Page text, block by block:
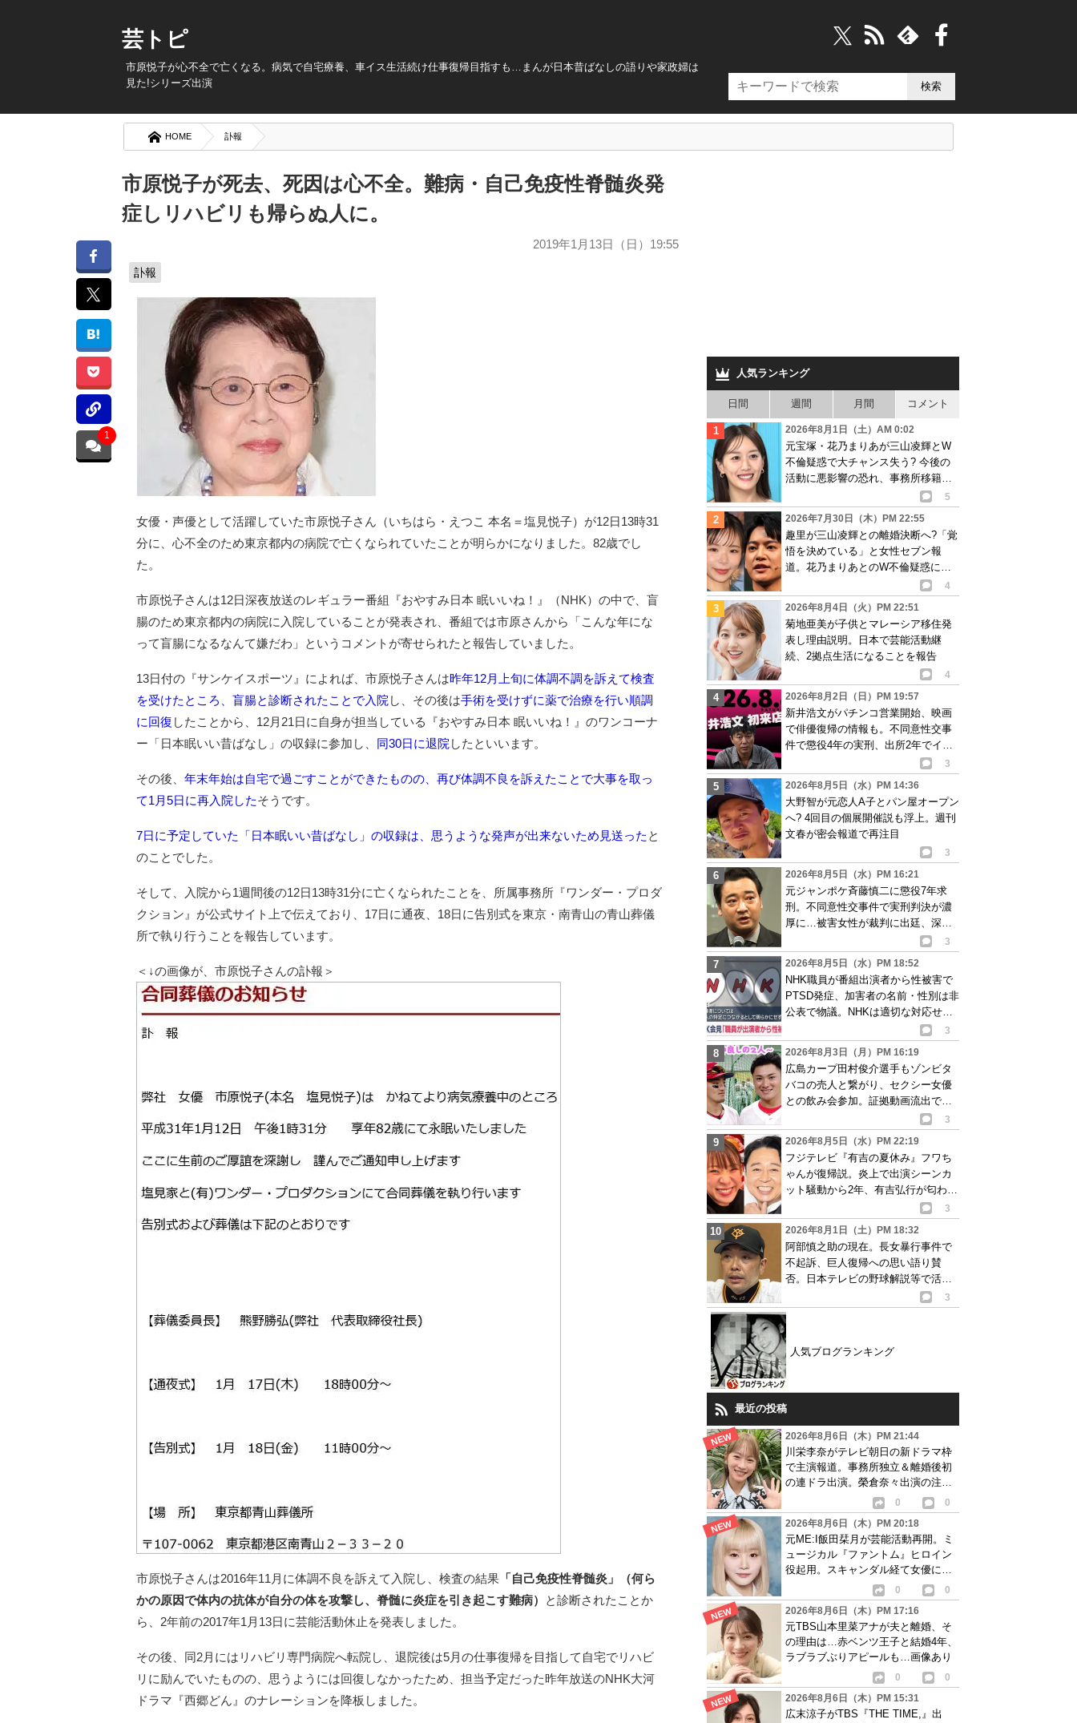
芸トピ
市原悦子が心不全で亡くなる。病気で自宅療養、車イス生活続け仕事復帰目指すも…まんが日本昔ばなしの語りや家政婦は
見た!シリーズ出演
HOME 訃報
市原悦子が死去、死因は心不全。難病・自己免疫性脊髄炎発
症しリハビリも帰らぬ人に。
2019年1月13日（日）19:55
訃報
1
女優・声優として活躍していた市原悦子さん（いちはら・えつこ 本名＝塩見悦子）が12日13時31
分に、心不全のため東京都内の病院で亡くなられていたことが明らかになりました。82歳でし
た。
市原悦子さんは12日深夜放送のレギュラー番組『おやすみ日本 眠いいね！』（NHK）の中で、盲
腸のため東京都内の病院に入院していることが発表され、番組では市原さんから「こんな年にな
って盲腸になるなんて嫌だわ」というコメントが寄せられたと報告していました。
13日付の『サンケイスポーツ』によれば、市原悦子さんは昨年12月上旬に体調不調を訴えて検査
を受けたところ、盲腸と診断されたことで入院 し、その後は手術を受けずに薬で治療を行い順調
に回復 したことから、12月21日に自身が担当している『おやすみ日本 眠いいね！』のワンコーナ
ー「日本眠いい昔ばなし」の収録に参加し、 同30日に退院 したといいます。
その後、 年末年始は自宅で過ごすことができたものの、再び体調不良を訴えたことで大事を取っ
て1月5日に再入院したそうです。
7日に予定していた「日本眠いい昔ばなし」の収録は、思うような発声が出来ないため見送った と
のことでした。
そして、入院から1週間後の12日13時31分に亡くなられたことを、所属事務所『ワンダー・プロダ
クション』が公式サイト上で伝えており、17日に通夜、18日に告別式を東京・南青山の青山葬儀
所で執り行うことを報告しています。
＜↓の画像が、市原悦子さんの訃報＞
市原悦子さんは2016年11月に体調不良を訴えて入院し、検査の結果 「自己免疫性脊髄炎」（何ら
かの原因で体内の抗体が自分の体を攻撃し、脊髄に炎症を引き起こす難病）
と診断されたことか
ら、2年前の2017年1月13日に芸能活動休止を発表しました。
その後、同2月にはリハビリ専門病院へ転院し、退院後は5月の仕事復帰を目指して自宅でリハビ
リに励んでいたものの、思うようには回復しなかったため、担当予定だった昨年放送のNHK大河
ドラマ『西郷どん』のナレーションを降板しました。
人気ランキング
日間 週間 月間 コメント
2026年8月1日（土）AM 0:02
元宝塚・花乃まりあが三山凌輝とW
不倫疑惑で大チャンス失う? 今後の
活動に悪影響の恐れ、事務所移籍が
5
2026年7月30日（木）PM 22:55
趣里が三山凌輝との離婚決断へ?「覚
悟を決めている」と女性セブン報
道。花乃まりあとのW不倫疑惑に水
4
2026年8月4日（火）PM 22:51
菊地亜美が子供とマレーシア移住発
表し理由説明。日本で芸能活動継
続、2拠点生活になることを報告
4
2026年8月2日（日）PM 19:57
新井浩文がパチンコ営業開始、映画
で俳優復帰の情報も。不同意性交事
件で懲役4年の実刑、出所2年でイベ
3
2026年8月5日（水）PM 14:36
大野智が元恋人A子とパン屋オープン
へ? 4回目の個展開催説も浮上。週刊
文春が密会報道で再注目
3
2026年8月5日（水）PM 16:21
元ジャンポケ斉藤慎二に懲役7年求
刑。不同意性交事件で実刑判決が濃
厚に…被害女性が裁判に出廷、深刻
3
2026年8月5日（水）PM 18:52
NHK職員が番組出演者から性被害で
PTSD発症、加害者の名前・性別は非
公表で物議。NHKは適切な対応せず
3
2026年8月3日（月）PM 16:19
広島カープ田村俊介選手もゾンビタ
バコの売人と繋がり、セクシー女優
との飲み会参加。証拠動画流出で波
3
2026年8月5日（水）PM 22:19
フジテレビ『有吉の夏休み』フワち
ゃんが復帰説。炎上で出演シーンカ
ット騒動から2年、有吉弘行が匂わせ
3
2026年8月1日（土）PM 18:32
阿部慎之助の現在。長女暴行事件で
不起訴、巨人復帰への思い語り賛
否。日本テレビの野球解説等で活動
3
人気ブログランキング
最近の投稿
2026年8月6日（木）PM 21:44
川栄李奈がテレビ朝日の新ドラマ枠
で主演報道。事務所独立＆離婚後初
の連ドラ出演。榮倉奈々出演の注目
0
0
2026年8月6日（木）PM 20:18
元ME:I飯田栞月が芸能活動再開。ミ
ュージカル『ファントム』ヒロイン
役起用。スキャンダル経て女優に転
0
0
2026年8月6日（木）PM 17:16
元TBS山本里菜アナが夫と離婚、そ
の理由は…赤ベンツ王子と結婚4年、
ラブラブぶりアピールも…画像あり
0
0
2026年8月6日（木）PM 15:31
広末涼子がTBS『THE TIME,』出